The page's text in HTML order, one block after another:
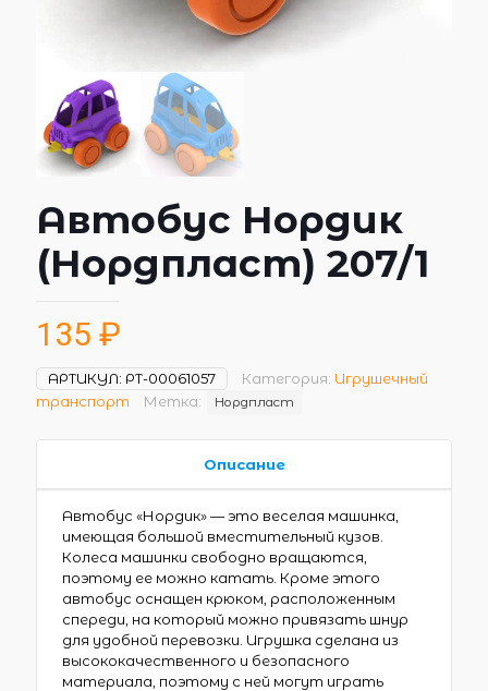
Автобус Нордик
(Нордпласт) 207/1
135 ₽
АРТИКУЛ: РТ-00061057 Категория: Игрушечный
транспорт
Метка: Нордпласт
Описание
Автобус «Нордик» — это веселая машинка,
имеющая большой вместительный кузов.
Колеса машинки свободно вращаются,
поэтому ее можно катать. Кроме этого
автобус оснащен крюком, расположенным
спереди, на который можно привязать шнур
для удобной перевозки. Игрушка сделана из
высококачественного и безопасного
материала, поэтому с ней могут играть